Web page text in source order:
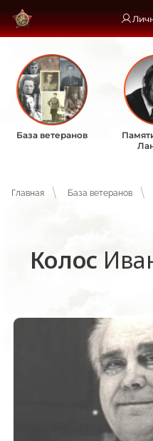
База ветеранов
Главная База ветеранов
Колос